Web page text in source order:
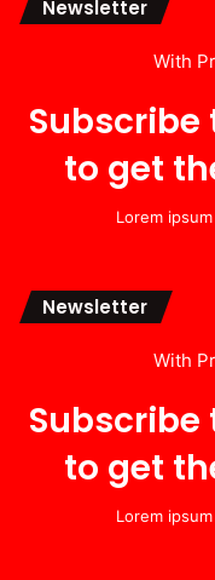
Newsletter
With
to get
Lorem
Newsletter
With
to get
Lorem